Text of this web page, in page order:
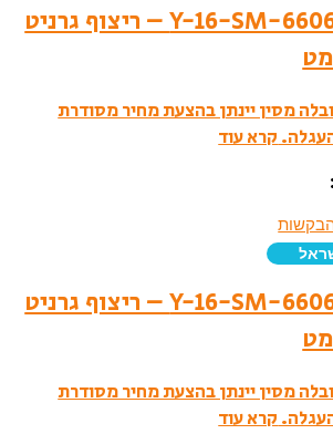
Y-16-SM-6606-90×90 – ריצוף גרניט
מסין יינתן בהצעת מחיר מסודרת
קרא עוד
Y-16-SM-6606-45×90 – ריצוף גרניט
מסין יינתן בהצעת מחיר מסודרת
קרא עוד